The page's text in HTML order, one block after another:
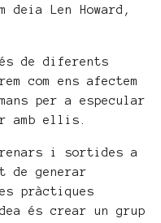
deia Len Howard,
de diferents
com ens afectem
per a especular
amb ellis.
i sortides a
generar
pràctiques
és crear un grup